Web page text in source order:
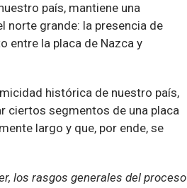
país, mantiene una
norte grande: la presencia de
entre la placa de Nazca y
histórica de nuestro país,
ciertos segmentos de una placa
largo y que, por ende, se
los rasgos generales del proceso